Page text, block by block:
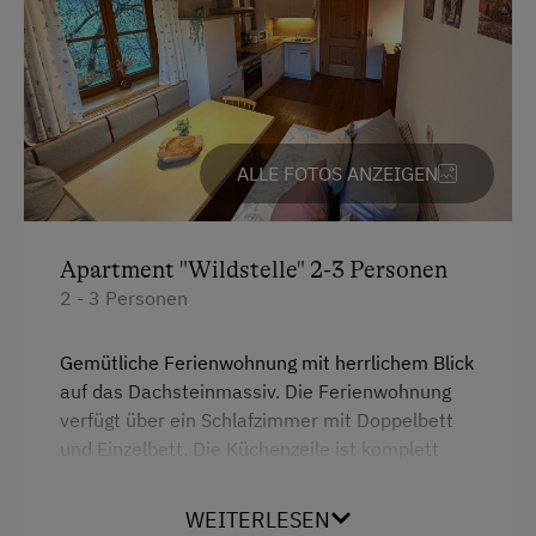
Internet
Kostenloses Internet
WiFi
Freizeitaktivitäten am Betrieb und in der
Umgebung
Almausflüge
Almwandern
Barrierefreier Wanderweg
Basketball
Bergwanderführer
ALLE FOTOS ANZEIGEN
Apartment "Wildstelle" 2-3 Personen
2 - 3 Personen
Gemütliche Ferienwohnung mit herrlichem Blick
auf das Dachsteinmassiv. Die Ferienwohnung
verfügt über ein Schlafzimmer mit Doppelbett
und Einzelbett. Die Küchenzeile ist komplett
WEITERLESEN